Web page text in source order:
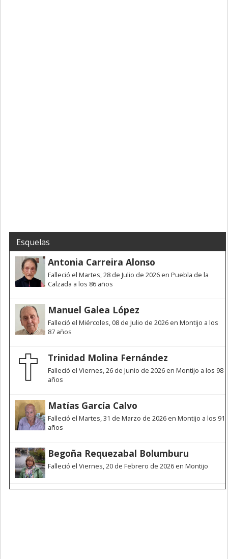
Esquelas
Antonia Carreira Alonso
Falleció el Martes, 28 de Julio de 2026 en Puebla de la
Calzada a los 86 años
Manuel Galea López
Falleció el Miércoles, 08 de Julio de 2026 en Montijo a los
87 años
Trinidad Molina Fernández
Falleció el Viernes, 26 de Junio de 2026 en Montijo a los 98
años
Matías García Calvo
Falleció el Martes, 31 de Marzo de 2026 en Montijo a los 91
años
Begoña Requezabal Bolumburu
Falleció el Viernes, 20 de Febrero de 2026 en Montijo